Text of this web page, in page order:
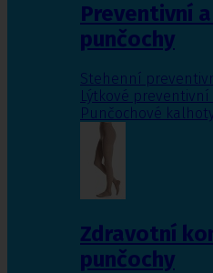
Preventivní
punčochy
Stehenní
Lýtkové
Punčochové
Zdravotní
punčochy